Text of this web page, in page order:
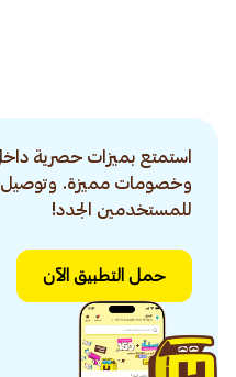
استمتع بميزات حصرية
وخصومات مميزة. وتوصيل
للمستخدمين الجدد!
حمل التطبيق الآن